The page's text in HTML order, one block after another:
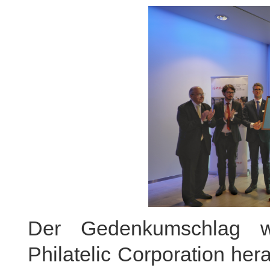
Der
Philatelic Corporation